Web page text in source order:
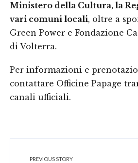
Ministero della Cultura, la
vari comuni locali, oltre a
Green Power e Fondazione
di Volterra.
Per informazioni e
contattare Officine Papage
canali ufficiali.
PREVIOUS STORY